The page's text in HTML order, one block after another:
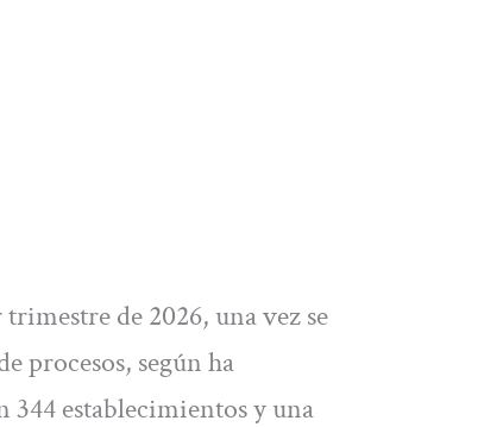
de 2026, una vez se
procesos, según ha
establecimientos y una